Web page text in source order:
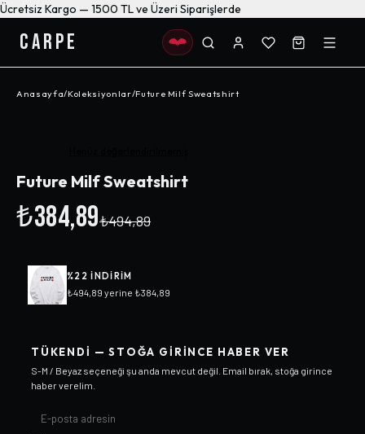
Ücretsiz Kargo — 1500 TL ve Üzeri Siparişlerde
CARPE
Anasayfa/Koleksiyonlar/Future Milf Sweatshirt
Future Milf Sweatshirt
₺384,89₺494,89
%22 INDIRIM
₺494,89 yerine ₺384,89
TÜKENDI — STOĞA GIRINCE HABER VER
S-M / Beyaz seçeneği şu anda mevcut değil. Email bırak, stoğa girince
haber verelim.